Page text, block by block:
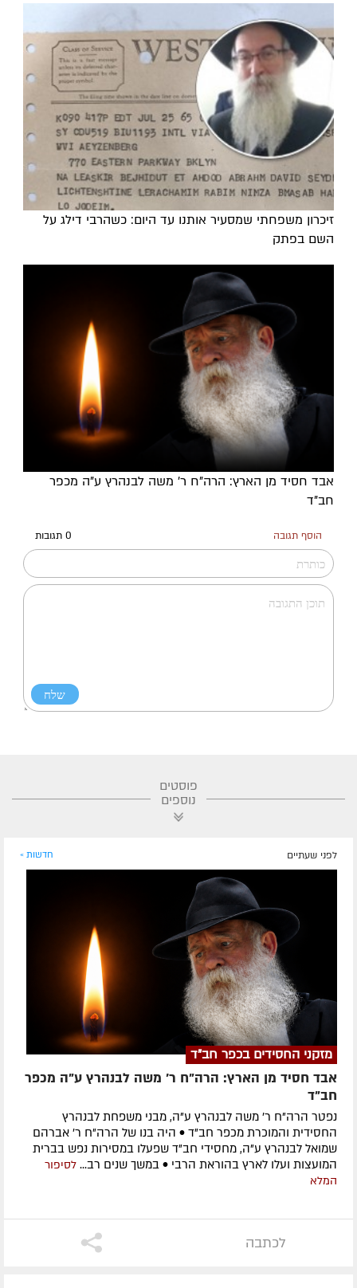
זיכרון משפחתי שמסעיר אותנו עד היום: כשהרבי דילג על
השם בפתק
אבד חסיד מן הארץ: הרה"ח ר' משה לבנהרץ ע"ה מכפר
חב"ד
הוסף תגובה 0 תגובות
פוסטים
נוספים
לפני שעתיים חדשות »
מזקני החסידים בכפר חב"ד
אבד חסיד מן הארץ: הרה"ח ר' משה לבנהרץ ע"ה מכפר
חב"ד
נפטר הרה"ח ר' משה לבנהרץ ע"ה, מבני משפחת לבנהרץ
החסידית והמוכרת מכפר חב"ד • היה בנו של הרה"ח ר' אברהם
שמואל לבנהרץ ע"ה, מחסידי חב"ד שפעלו במסירות נפש בברית
המועצות ועלו לארץ בהוראת הרבי • במשך שנים רב... לסיפור
המלא
לכתבה